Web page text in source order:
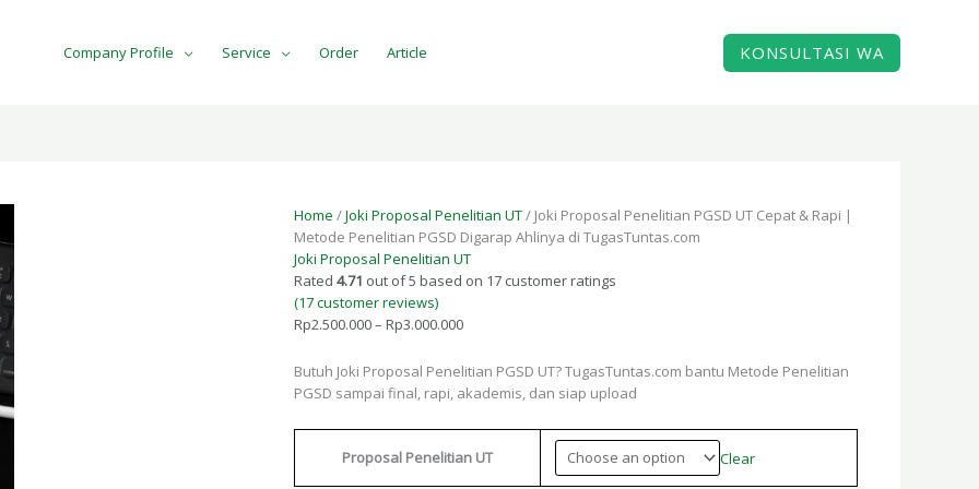
Company Profile Service Order Article KONSULTASI WA
Home /Joki Proposal Penelitian UT/ Joki Proposal Penelitian PGSD UT Cepat & Rapi |
Metode Penelitian PGSD Digarap Ahlinya di TugasTuntas.com
Joki Proposal Penelitian UT
Rated 4.71 out of 5 based on 17customer ratings
(17customer reviews)
Rp2.500.000– Rp3.000.000
Rp2.500.000
through
Rp3.000.000
Butuh Joki Proposal Penelitian PGSD UT? TugasTuntas.com bantu Metode Penelitian
PGSD sampai final, rapi, akademis, dan siap upload
Proposal Penelitian UT Clear
Penelitian
PGSD
UT
Cepat
&
Rapi
Metode
Penelitian
Digarap